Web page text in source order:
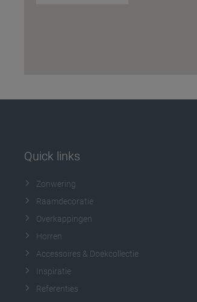
Quick links
Zonwering
Raamdecoratie
Overkappingen
Horren
Accessoires & Doekcollectie
Inspiratie
Referenties